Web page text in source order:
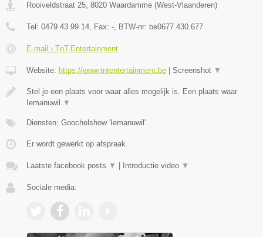
Rooiveldstraat 25, 8020 Waardamme (West-Vlaanderen)
Tel: 0479 43 99 14, Fax: -, BTW-nr: be0677.430.677
E-mail › TnT-Entertainment
Website: https://www.tntentertainment.be Screenshot ▼
Stel je een plaats voor waar alles mogelijk is. Een plaats waar
Iemanuwil
▼
Diensten: Goochelshow 'Iemanuwil'
Er wordt gewerkt op afspraak.
Laatste facebook posts ▼ Introductie video ▼
Sociale media: